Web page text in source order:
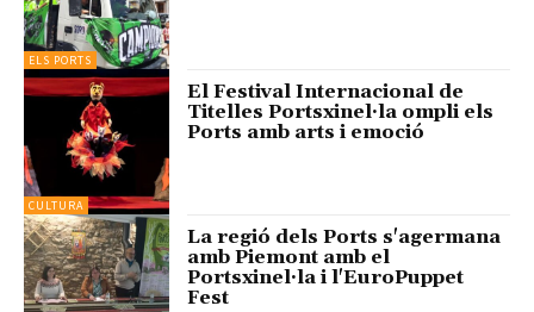
ELS PORTS
CULTURA
El Festival Internacional de
Titelles Portsxinel·la ompli els
Ports amb arts i emoció
La regió dels Ports s'agermana
amb Piemont amb el
Portsxinel·la i l'EuroPuppet
Fest